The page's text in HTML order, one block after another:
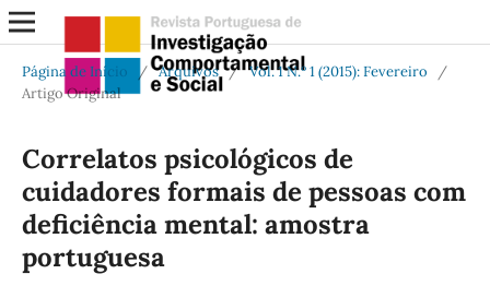
Página de Início / Arquivos / Vol. 1 N.º 1 (2015): Fevereiro
/
Artigo Original
Correlatos psicológicos de
cuidadores formais de pessoas com
deficiência mental: amostra
portuguesa